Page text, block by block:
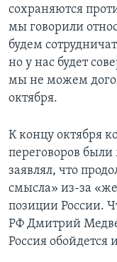
сохраняются
мы говорили
будем
но у нас будет
мы не можем
октября.
К концу октября
переговоров
заявлял, что
смысла» из-за
позиции России.
РФ Дмитрий
Россия обойдется